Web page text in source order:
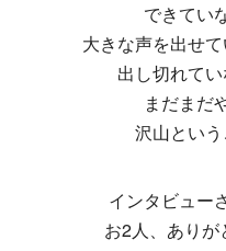
できてい
大きな声を出せ
出し切れてい
まだまだ
沢山とい
インタビュー
お2人、ありが